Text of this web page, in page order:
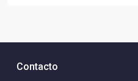
Contacto